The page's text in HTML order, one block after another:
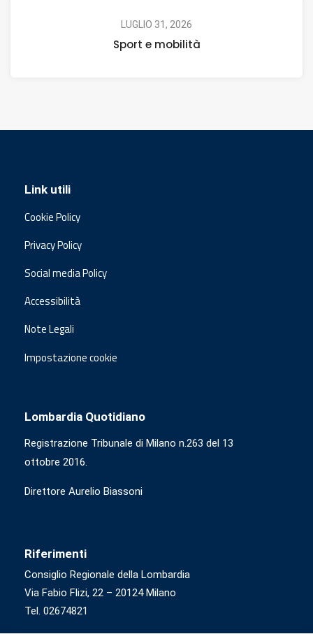
LUGLIO 31, 2026
Sport e mobilità
Link utili
Cookie Policy
Privacy Policy
Social media Policy
Accessibilità
Note Legali
Impostazione cookie
Lombardia Quotidiano
Registrazione Tribunale di Milano n.263 del 13
ottobre 2016.
Direttore Aurelio Biassoni
Riferimenti
Consiglio Regionale della Lombardia
Via Fabio Flizi, 22 – 20124 Milano
Tel. 02674821